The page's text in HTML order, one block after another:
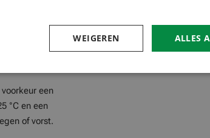
het hout in
met
je
een
°C en een
of vorst.
ALLES
WEIGEREN